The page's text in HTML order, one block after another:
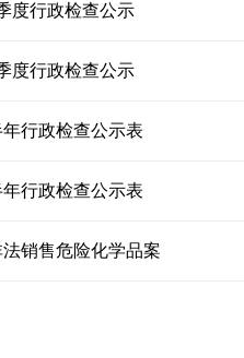
度行政检查公示
度行政检查公示
行政检查公示表
行政检查公示表
销售危险化学品案